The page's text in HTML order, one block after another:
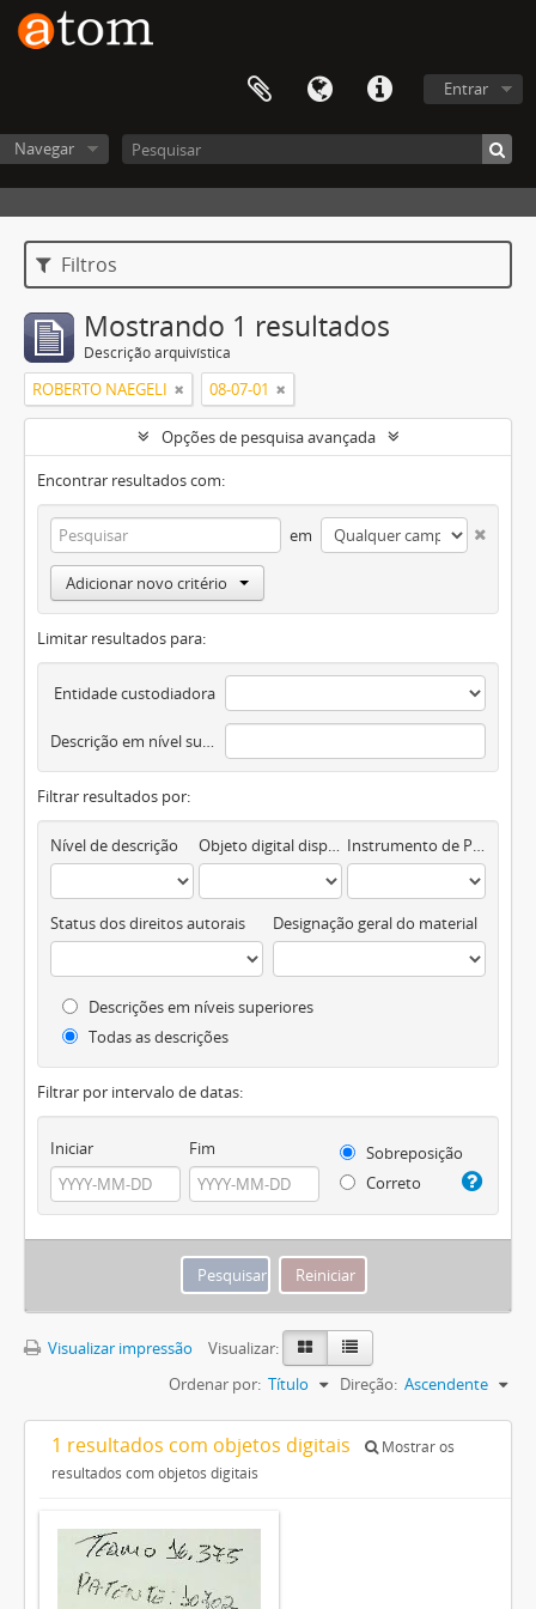
Entrar
Navegar
Filtros
Mostrando 1 resultados
Descrição arquivística
ROBERTO NAEGELI 08-07-01
Opções de pesquisa avançada
Encontrar resultados com:
em
Adicionar novo critério
Limitar resultados para:
Entidade custodiadora
Descrição em nível superior
Filtrar resultados por:
Nível de descrição Objeto digital disponível Instrumento de Pesquisa
Status dos direitos autorais Designação geral do material
Descrições em níveis superiores
Todas as descrições
Filtrar por intervalo de datas:
Iniciar Fim
Sobreposição
Correto
Visualizar impressão
Visualizar:
Ordenar por: Título Direção: Ascendente
1 resultados com objetos digitais
Mostrar os
resultados com objetos digitais